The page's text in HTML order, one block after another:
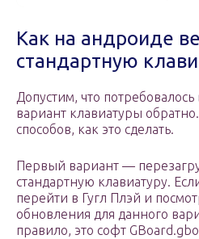
Как на андроиде
стандартную
Допустим, что
вариант клавиатуры
способов, как это сделать.
Первый вариант —
стандартную клавиатуру.
перейти в Гугл Плэй и
обновления для данного
правило, это софт